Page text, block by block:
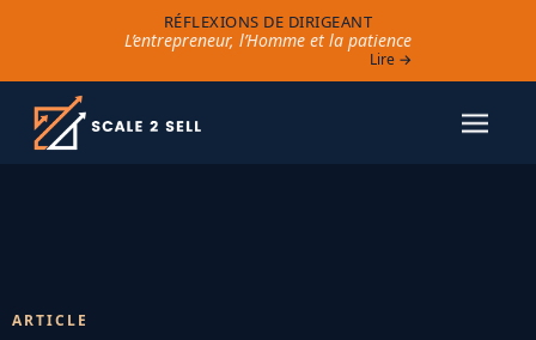
RÉFLEXIONS DE DIRIGEANT
L’entrepreneur, l’Homme et la patience
Lire →
ARTICLE